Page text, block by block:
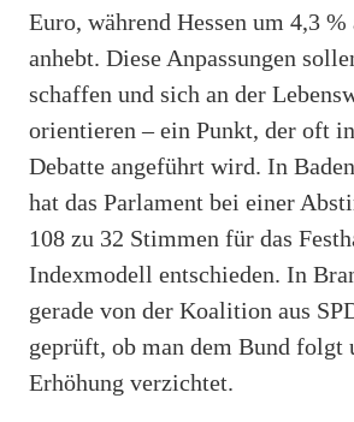
Euro, während Hessen um 4,3
anhebt. Diese Anpassungen
schaffen und sich an der
orientieren – ein Punkt, der oft
Debatte angeführt wird. In
hat das Parlament bei einer
108 zu 32 Stimmen für das
Indexmodell entschieden. In
gerade von der Koalition aus
geprüft, ob man dem Bund folgt
Erhöhung verzichtet.